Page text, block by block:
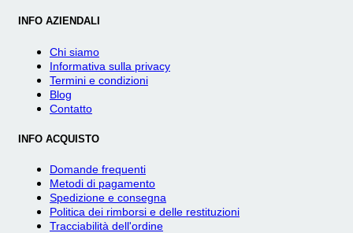
INFO AZIENDALI
Chi siamo
Informativa sulla privacy
Termini e condizioni
Blog
Contatto
INFO ACQUISTO
Domande frequenti
Metodi di pagamento
Spedizione e consegna
Politica dei rimborsi e delle restituzioni
Tracciabilità dell'ordine